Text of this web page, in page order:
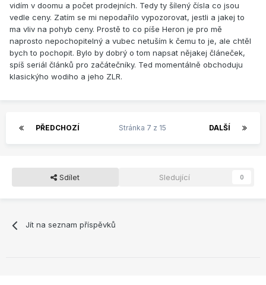
vidím v doomu a počet prodejních. Tedy ty šílený čísla co jsou
vedle ceny. Zatím se mi nepodařilo vypozorovat, jestli a jakej to
ma vliv na pohyb ceny. Prostě to co píše Heron je pro mě
naprosto nepochopitelný a vubec netuším k čemu to je, ale chtěl
bych to pochopit. Bylo by dobrý o tom napsat nějakej článeček,
spíš seriál článků pro začátečníky. Ted momentálně obchoduju
klasickýho wodiho a jeho ZLR.
PŘEDCHOZÍ DALŠÍ
Stránka 7 z 15
Sdílet Sledující 0
Jít na seznam příspěvků